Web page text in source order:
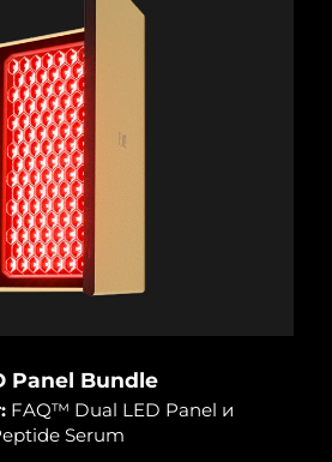
Panel Bundle
FAQ™ Dual LED Panel и
Serum
Ожидаемая дата доставки
Ожидаемая дата доставки
Ожидаемая дата доставки
Ожидаемая дата доставки
Ожидаемая дата доставки